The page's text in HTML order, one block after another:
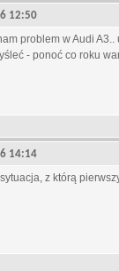
12:50
problem w Audi
- ponoć co roku
14:14
z którą